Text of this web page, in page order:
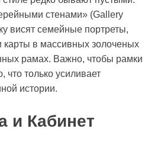
стенами» (Gallery
висят семейные портреты,
карты в массивных золоченых
рамах. Важно, чтобы рамки
что только усиливает
истории.
и Кабинет